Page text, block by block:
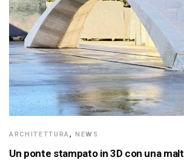
ARCHITETTURA,NEWS
Un ponte stampato in 3D con una